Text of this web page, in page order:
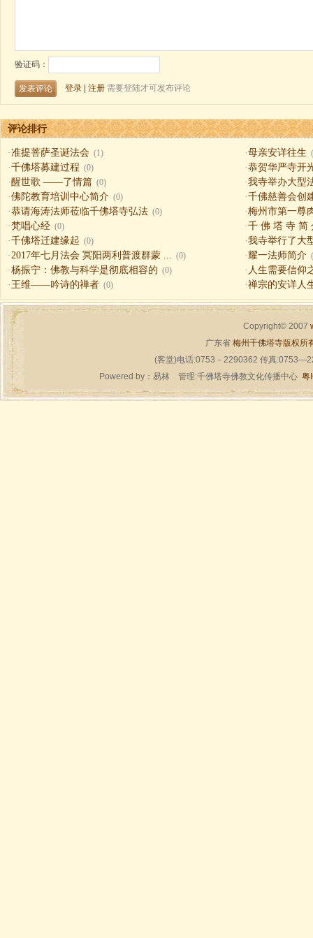
评论排行
·准提菩萨圣诞法会 (1) ·母亲安详往生
·千佛塔募建过程 (0) ·恭贺华严寺开
·醒世歌 ——了情篇 (0) ·我寺举办大型
·佛陀教育培训中心简介 (0) ·千佛慈善会创
·恭请海涛法师莅临千佛塔寺弘法 (0) ·梅州市第一尊
·梵唱心经 (0) ·千 佛 塔 寺 简
·千佛塔迁建缘起 (0) ·我寺举行了大
·2017年七月法会 冥阳两利普渡群蒙 ... (0) ·耀一法师简介
·杨振宁：佛教与科学是彻底相容的 (0) · 人生需要信仰
·王维——吟诗的禅者 (0) ·禅宗的安详人
Copyright© 2007
广东省 梅州千佛塔寺版权所
(客堂)电话:0753－2290362 传真
Powered by： 易林管理:千佛塔寺佛教文化传播中心 粤